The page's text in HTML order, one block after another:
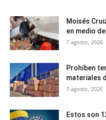
Moisés
en medio
7 agosto, 2026
Prohíben
materiales
7 agosto, 2026
Estos son